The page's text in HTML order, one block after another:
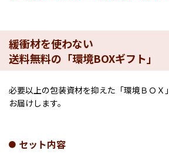
緩衝材を使わない
送料無料の「環境BOXギフト」
必要以上の包装資材を抑えた「環境ＢＯＸ
お届けします。
セット内容